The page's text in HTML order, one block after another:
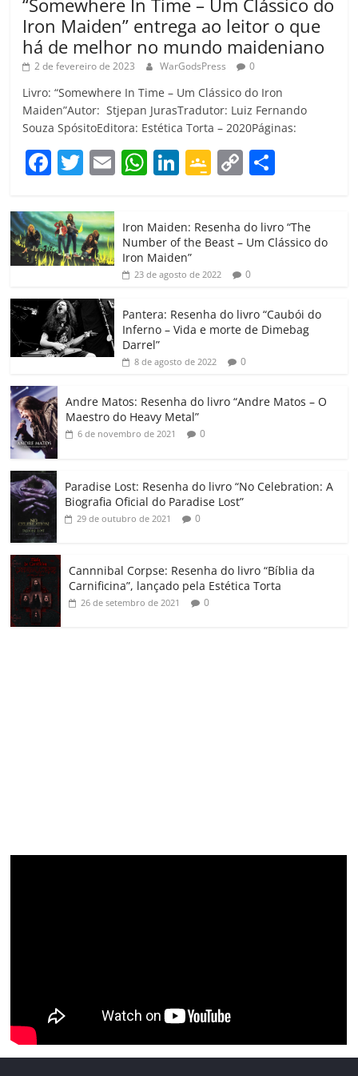
“Somewhere In Time – Um Clássico do
Iron Maiden” entrega ao leitor o que
há de melhor no mundo maideniano
2 de fevereiro de 2023 WarGodsPress 0
Livro: “Somewhere In Time – Um Clássico do Iron
Maiden”Autor: Stjepan JurasTradutor: Luiz Fernando
Souza SpósitoEditora: Estética Torta – 2020Páginas:
F
c
e
b
o
o
k
T
itt
er
E W
at
s
A
p
Li
e
dI
G
gl
e
Cl
a
ss
ro
o
C
p
y
Li
k
m
p
h
ar
Iron Maiden: Resenha do livro “The
Number of the Beast – Um Clássico do
Iron Maiden”
23 de agosto de 2022 0
Pantera: Resenha do livro “Caubói do
Inferno – Vida e morte de Dimebag
Darrel”
8 de agosto de 2022 0
Andre Matos: Resenha do livro “Andre Matos – O
Maestro do Heavy Metal”
6 de novembro de 2021 0
Paradise Lost: Resenha do livro “No Celebration: A
Biografia Oficial do Paradise Lost”
29 de outubro de 2021 0
Cannnibal Corpse: Resenha do livro “Bíblia da
Carnificina”, lançado pela Estética Torta
26 de setembro de 2021 0